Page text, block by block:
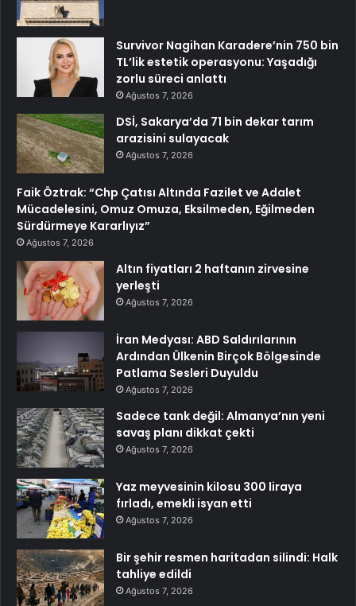
Survivor Nagihan Karadere’nin 750 bin
TL’lik estetik operasyonu: Yaşadığı
zorlu süreci anlattı
Ağustos 7, 2026
DSİ, Sakarya’da 71 bin dekar tarım
arazisini sulayacak
Ağustos 7, 2026
Faik Öztrak: “Chp Çatısı Altında Fazilet ve Adalet
Mücadelesini, Omuz Omuza, Eksilmeden, Eğilmeden
Sürdürmeye Kararlıyız”
Ağustos 7, 2026
Altın fiyatları 2 haftanın zirvesine
yerleşti
Ağustos 7, 2026
İran Medyası: ABD Saldırılarının
Ardından Ülkenin Birçok Bölgesinde
Patlama Sesleri Duyuldu
Ağustos 7, 2026
Sadece tank değil: Almanya’nın yeni
savaş planı dikkat çekti
Ağustos 7, 2026
Yaz meyvesinin kilosu 300 liraya
fırladı, emekli isyan etti
Ağustos 7, 2026
Bir şehir resmen haritadan silindi: Halk
tahliye edildi
Ağustos 7, 2026